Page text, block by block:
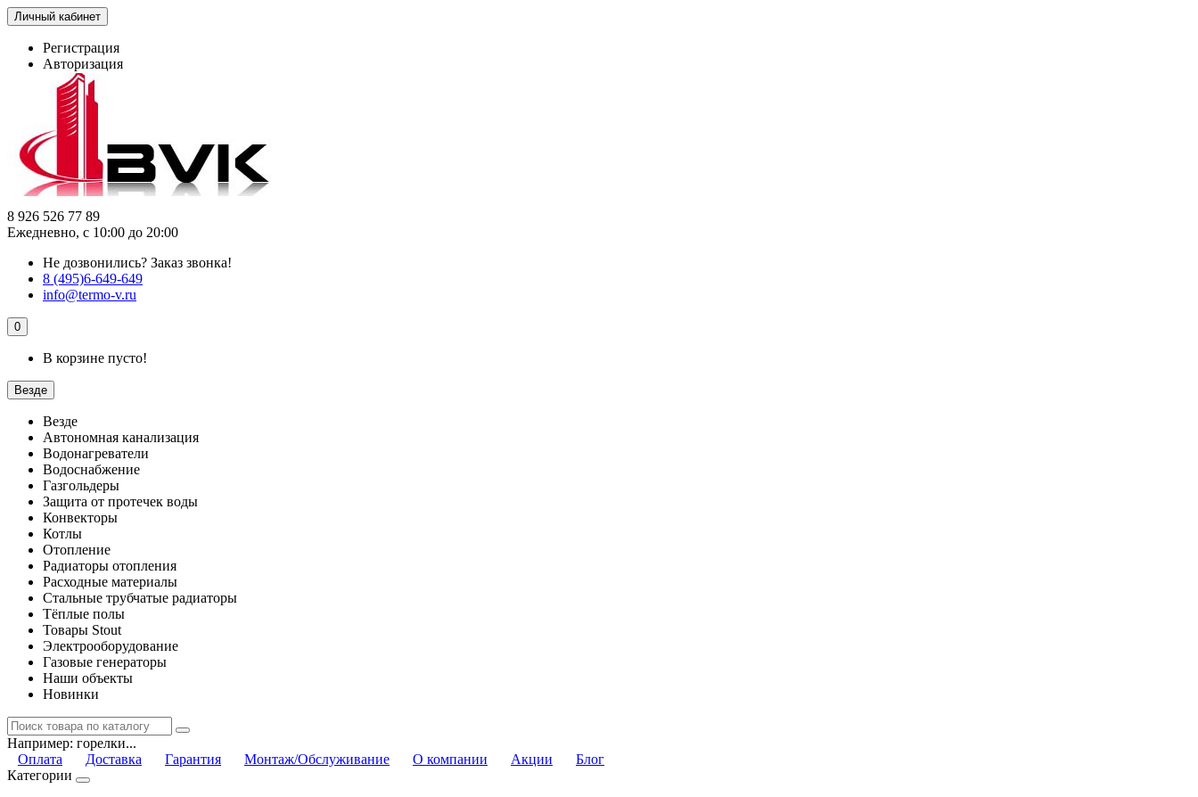
Личный кабинет
Регистрация
Авторизация
8 926 526 77 89
Ежедневно, с 10:00 до 20:00
Не дозвонились? Заказ звонка!
8 (495)6-649-649
info@termo-v.ru
0
В корзине пусто!
Везде
Везде
Автономная канализация
Водонагреватели
Водоснабжение
Газгольдеры
Защита от протечек воды
Конвекторы
Котлы
Отопление
Радиаторы отопления
Расходные материалы
Стальные трубчатые радиаторы
Тёплые полы
Товары Stout
Электрооборудование
Газовые генераторы
Наши объекты
Новинки
Например: горелки...
Оплата
Доставка Гарантия Монтаж/Обслуживание О компании Акции
Блог
Категории